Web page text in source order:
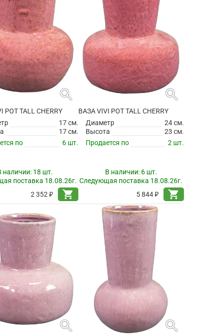
search
POT TALL CHERRY
17 см.
17 см.
по
6 шт.
наличии: 18 шт.
поставка 18.08.26г.
2 352 ₽
shopping_cart
search
ВАЗА VIVI POT TALL CHERRY
Диаметр
24 см.
Высота
23 см.
Продается по
2 шт.
В наличии: 6 шт.
Следующая поставка 18.08.26г.
5 844 ₽
shopping_cart
search search